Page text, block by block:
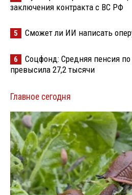
заключения контракта с ВС РФ
5 Сможет ли ИИ написать
6
Соцфонд: Средняя пенсия по
превысила 27,2 тысячи
Главное сегодня